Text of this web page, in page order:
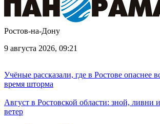
Ростов-на-Дону
9 августа 2026, 09:21
Учёные рассказали, где в Ростове опаснее
время шторма
Август в Ростовской области: зной, ливни
ветер